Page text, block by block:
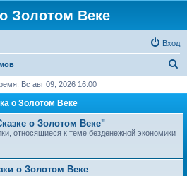
Золотом Веке
Вход
с
Вс авг 09, 2026 16:00
о Золотом Веке
о Золотом Веке"
относящиеся к теме безденежной экономики
о Золотом Веке